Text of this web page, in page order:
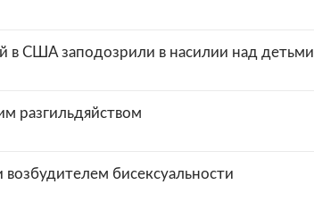
в США заподозрили в насилии над детьми
разгильдяйством
бисексуальности